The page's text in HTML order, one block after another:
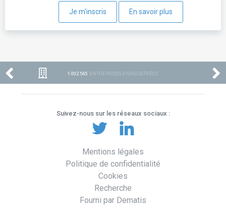
Je m'inscris En savoir plus
1 002 565 ENTREPRISES ENREGISTRÉES
Suivez-nous sur les réseaux sociaux :
Mentions légales
Politique de confidentialité
Cookies
Recherche
Fourni par Dematis